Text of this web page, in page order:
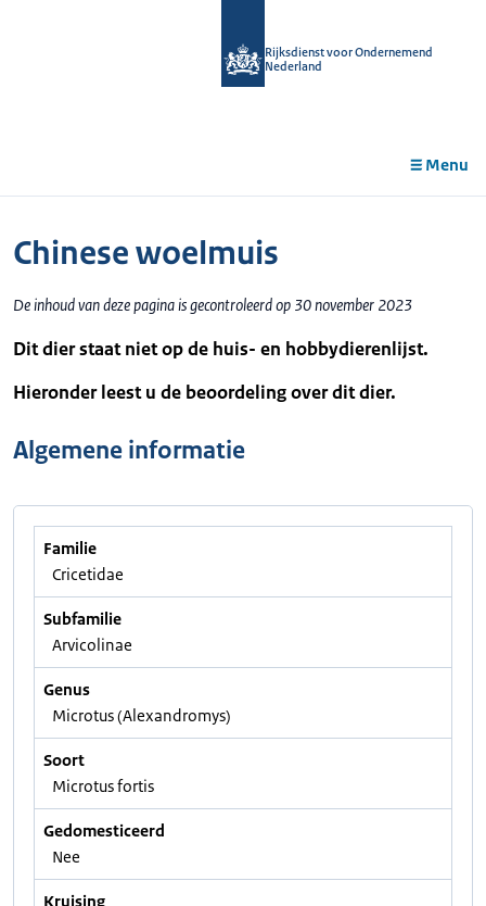
Rijksdienst voor Ondernemend
Nederland
Menu
Chinese woelmuis
De inhoud van deze pagina is gecontroleerd op 30 november 2023
Dit dier staat niet op de huis- en hobbydierenlijst.
Hieronder leest u de beoordeling over dit dier.
Algemene informatie
Familie
Cricetidae
Subfamilie
Arvicolinae
Genus
Microtus (Alexandromys)
Soort
Microtus fortis
Gedomesticeerd
Nee
Kruising